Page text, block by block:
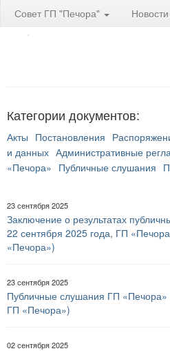
Совет ГП "Печора" Новости
Категории документов:
Акты Постановления
и данных Административные
«Печора» Публичные слушания
23 сентября 2025
Заключение о результатах
22 сентября 2025 года, ГП
«Печора»)
23 сентября 2025
Публичные слушания ГП «Печора»
ГП «Печора»)
02 сентября 2025